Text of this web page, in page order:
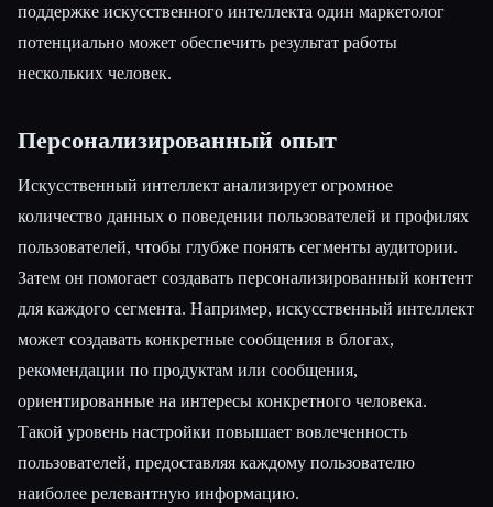
поддержке искусственного интеллекта один маркетолог
потенциально может обеспечить результат работы
нескольких человек.
Персонализированный опыт
Искусственный интеллект анализирует огромное
количество данных о поведении пользователей и профилях
пользователей, чтобы глубже понять сегменты аудитории.
Затем он помогает создавать персонализированный контент
для каждого сегмента. Например, искусственный интеллект
может создавать конкретные сообщения в блогах,
рекомендации по продуктам или сообщения,
ориентированные на интересы конкретного человека.
Такой уровень настройки повышает вовлеченность
пользователей, предоставляя каждому пользователю
наиболее релевантную информацию.